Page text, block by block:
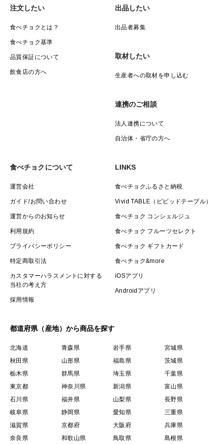
注文したい
食べチョクとは？
食べチョク基準
品質保証について
飲食店の方へ
出品したい
出品者募集
取材したい
生産者への取材を申し込む
連携のご相談
法人連携について
自治体・省庁の方へ
食べチョクについて
運営会社
ガイド/お問い合わせ
運営からのお知らせ
利用規約
プライバシーポリシー
特定商取引法
カスタマーハラスメントに対する
当社の考え方
採用情報
LINKS
食べチョクふるさと納税
Vivid TABLE（ビビッドテーブル）
食べチョク コンシェルジュ
食べチョク フルーツセレクト
食べチョク ギフトカード
食べチョク&more
iOSアプリ
Androidアプリ
都道府県（産地）から商品を探す
北海道 青森県 岩手県
宮城県
秋田県
山形県 福島県
茨城県
栃木県
群馬県 埼玉県
千葉県
東京都
神奈川県 新潟県
富山県
石川県
福井県 山梨県
長野県
岐阜県
静岡県 愛知県
三重県
滋賀県
京都府 大阪府
兵庫県
奈良県
和歌山県 鳥取県 島根県